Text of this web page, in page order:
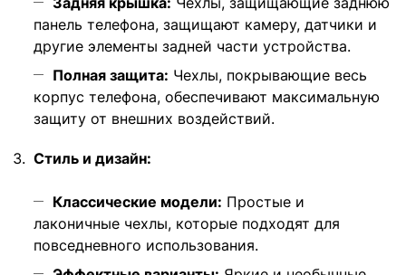
панель телефона, защищают камеру, датчики и
другие элементы задней части устройства.
Полная защита: Чехлы, покрывающие весь
корпус телефона, обеспечивают максимальную
защиту от внешних воздействий.
Стиль и дизайн:
Классические модели: Простые и
лаконичные чехлы, которые подходят для
повседневного использования.